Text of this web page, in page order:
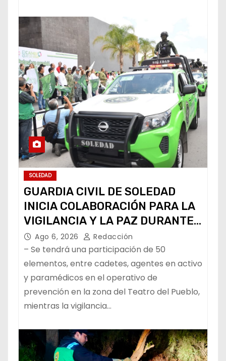
SOLEDAD
GUARDIA CIVIL DE SOLEDAD
INICIA COLABORACIÓN PARA LA
VIGILANCIA Y LA PAZ DURANTE
LA FENAPO
Ago 6, 2026 Redacción
– Se tendrá una participación de 50
elementos, entre cadetes, agentes en activo
y paramédicos en el operativo de
prevención en la zona del Teatro del Pueblo,
mientras la vigilancia…